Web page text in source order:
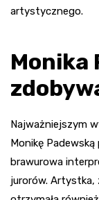
artystycznego.
Monika
Najważniejszym
Monikę
brawurowa
jurorów. Artystka,